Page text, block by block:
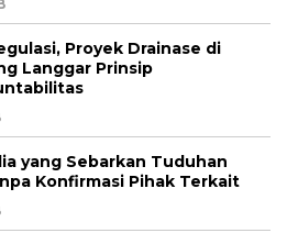
Proyek Drainase di
Langgar Prinsip
yang Sebarkan Tuduhan
Konfirmasi Pihak Terkait